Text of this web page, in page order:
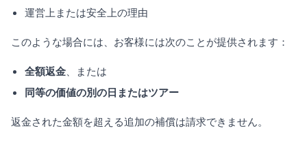
運営上または安全上の理由
このような場合には、お客様には次のことが提供されます：
全額返金、または
同等の価値の別の日またはツアー
返金された金額を超える追加の補償は請求できません。